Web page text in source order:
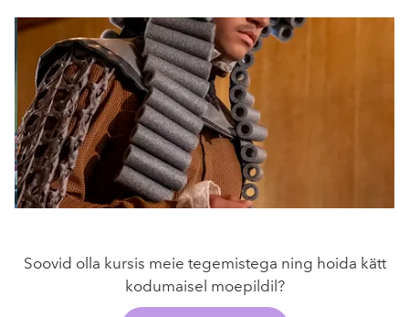
Soovid olla kursis meie tegemistega ning hoida kätt
kodumaisel moepildil?